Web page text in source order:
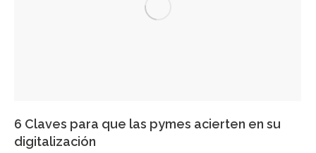
6 Claves para que las pymes acierten en su
digitalización